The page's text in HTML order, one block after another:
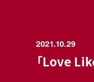
2021.10.29
「Love